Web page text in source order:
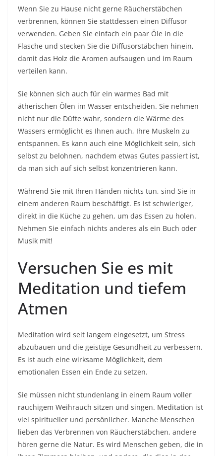
Wenn Sie zu Hause nicht gerne Räucherstäbchen
verbrennen, können Sie stattdessen einen Diffusor
verwenden. Geben Sie einfach ein paar Öle in die
Flasche und stecken Sie die Diffusorstäbchen hinein,
damit das Holz die Aromen aufsaugen und im Raum
verteilen kann.
Sie können sich auch für ein warmes Bad mit
ätherischen Ölen im Wasser entscheiden. Sie nehmen
nicht nur die Düfte wahr, sondern die Wärme des
Wassers ermöglicht es Ihnen auch, Ihre Muskeln zu
entspannen. Es kann auch eine Möglichkeit sein, sich
selbst zu belohnen, nachdem etwas Gutes passiert ist,
da man sich auf sich selbst konzentrieren kann.
Während Sie mit Ihren Händen nichts tun, sind Sie in
einem anderen Raum beschäftigt. Es ist schwieriger,
direkt in die Küche zu gehen, um das Essen zu holen.
Nehmen Sie einfach nichts anderes als ein Buch oder
Musik mit!
Versuchen Sie es mit
Meditation und tiefem
Atmen
Meditation wird seit langem eingesetzt, um Stress
abzubauen und die geistige Gesundheit zu verbessern.
Es ist auch eine wirksame Möglichkeit, dem
emotionalen Essen ein Ende zu setzen.
Sie müssen nicht stundenlang in einem Raum voller
rauchigem Weihrauch sitzen und singen. Meditation ist
viel spiritueller und persönlicher. Manche Menschen
lieben das Verbrennen von Räucherstäbchen, andere
hören gerne die Natur. Es wird Menschen geben, die in